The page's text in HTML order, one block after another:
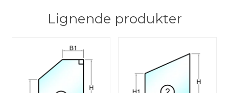
Lignende produkter